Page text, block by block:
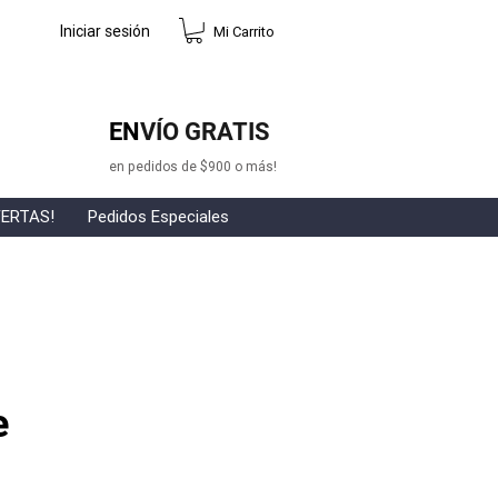
Iniciar sesión Mi Carrito
ENVÍO GRATIS
en pedidos de $900 o más!
Pedidos Especiales